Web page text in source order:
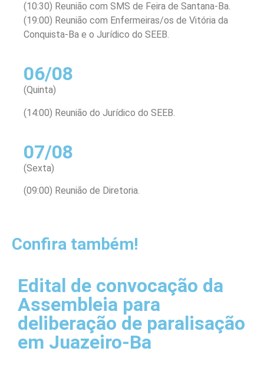
(10:30) Reunião com SMS de Feira de Santana-Ba.
(19:00) Reunião com Enfermeiras/os de Vitória da
Conquista-Ba e o Jurídico do SEEB.
06/08
(Quinta)
(14:00) Reunião do Jurídico do SEEB.
07/08
(Sexta)
(09:00) Reunião de Diretoria.
Confira também!
Edital de convocação da
Assembleia para
deliberação de paralisação
em Juazeiro-Ba